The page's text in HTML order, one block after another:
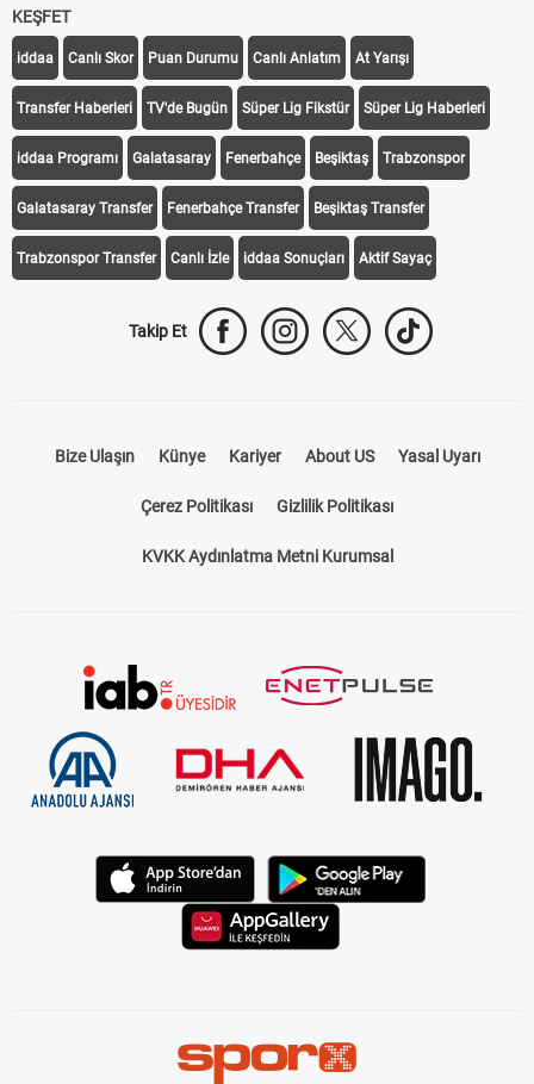
KEŞFET
iddaa Canlı Skor Puan Durumu Canlı Anlatım At Yarışı
Transfer Haberleri TV'de Bugün Süper Lig Fikstür Süper Lig Haberleri
iddaa Programı Galatasaray Fenerbahçe Beşiktaş Trabzonspor
Galatasaray Transfer Fenerbahçe Transfer Beşiktaş Transfer
Trabzonspor Transfer Canlı İzle iddaa Sonuçları Aktif Sayaç
Takip Et
Bize Ulaşın Künye Kariyer About US Yasal Uyarı
Çerez Politikası Gizlilik Politikası
KVKK Aydınlatma Metni Kurumsal